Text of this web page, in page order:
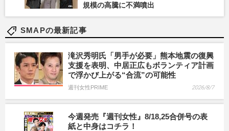
規模の高騰に不満噴出
SMAPの最新記事
滝沢秀明氏「男手が必要」熊本地震の復興
支援を表明、中居正広もボランティア計画
で浮かび上がる“合流”の可能性
週刊女性PRIME 2026/8/7
今週発売『週刊女性』8/18,25合併号の表
紙と中身はコチラ！